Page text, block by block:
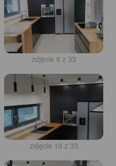
zdjęcie 8 z 33
zdjęcie 10 z 33